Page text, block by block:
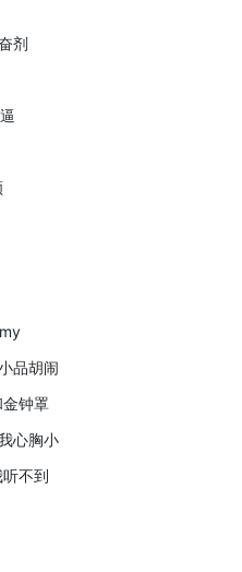
剂
品胡闹
钟罩
心胸小
不到